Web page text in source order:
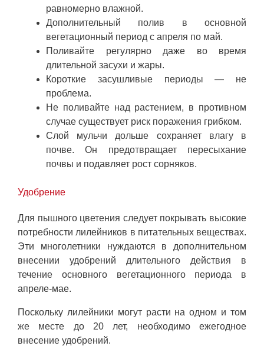
равномерно влажной.
Дополнительный полив в основной
вегетационный период с апреля по май.
Поливайте регулярно даже во время
длительной засухи и жары.
Короткие засушливые периоды — не
проблема.
Не поливайте над растением, в противном
случае существует риск поражения грибком.
Слой мульчи дольше сохраняет влагу в
почве. Он предотвращает пересыхание
почвы и подавляет рост сорняков.
Удобрение
Для пышного цветения следует покрывать высокие
потребности лилейников в питательных веществах.
Эти многолетники нуждаются в дополнительном
внесении удобрений длительного действия в
течение основного вегетационного периода в
апреле-мае.
Поскольку лилейники могут расти на одном и том
же месте до 20 лет, необходимо ежегодное
внесение удобрений.